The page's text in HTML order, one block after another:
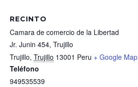
RECINTO
Camara de comercio de la Libertad
Jr. Junin 454, Trujillo
Trujillo, Trujillo 13001 Peru + Google Map
Teléfono
949535539